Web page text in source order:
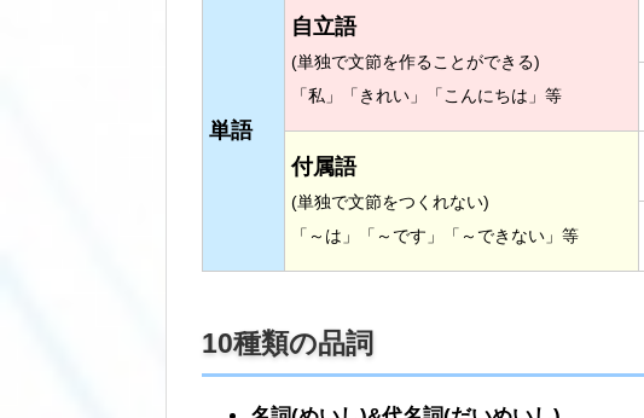
単語
自立語
(単独で文節を作ることができる)
「私」「きれい」「こんにちは」等
付属語
(単独で文節をつくれない)
「～は」「～です」「～できない」等
10種類の品詞